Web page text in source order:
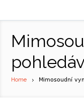
Home Mimosoudní